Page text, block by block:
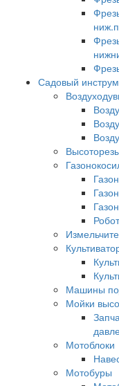
Садовый
Машины
Мойки
Мотоблоки
Мотобуры